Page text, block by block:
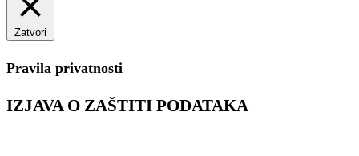
Zatvori
Pravila privatnosti
IZJAVA O ZAŠTITI PODATAKA